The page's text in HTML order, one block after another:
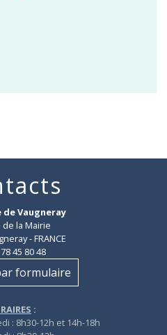
de Vaugneray
de la Mairie
- FRANCE
45 80 48
formulaire
:
: 8h30-12h et 14h-18h